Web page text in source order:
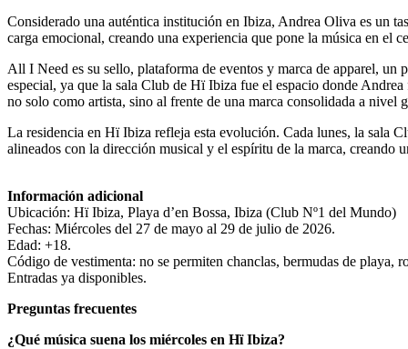
Considerado una auténtica institución en Ibiza, Andrea Oliva es un
carga emocional, creando una experiencia que pone la música en el
All I Need es su sello, plataforma de eventos y marca de apparel,
especial, ya que la sala Club de Hï Ibiza fue el espacio donde
no solo como artista, sino al frente de una marca consolidada a
La residencia en Hï Ibiza refleja esta evolución. Cada lunes, la sala
alineados con la dirección musical y el espíritu de la marca, creando
Información adicional
Ubicación: Hï Ibiza, Playa d’en Bossa, Ibiza (Club Nº1 del Mundo)
Fechas: Miércoles del 27 de mayo al 29 de julio de 2026.
Edad: +18.
Código de vestimenta: no se permiten chanclas, bermudas de playa,
Entradas ya disponibles.
Preguntas frecuentes
¿Qué música suena los miércoles en Hï Ibiza?